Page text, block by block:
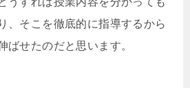
、そこを徹底的に指導するから
ばせたのだと思います。